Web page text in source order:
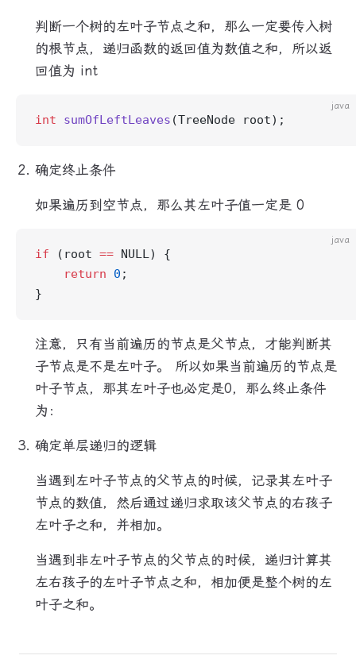
判断一个树的左叶子节点之和，那么一定要传入树
的根节点，递归函数的返回值为数值之和，所以返
回值为 int
java
int sumOfLeftLeaves (TreeNode root);
确定终止条件
如果遍历到空节点，那么其左叶子值一定是 0
java
if (root == NULL) {
    return
0 ;
}
注意，只有当前遍历的节点是父节点，才能判断其
子节点是不是左叶子。 所以如果当前遍历的节点是
叶子节点，那其左叶子也必定是0，那么终止条件
为：
确定单层递归的逻辑
当遇到左叶子节点的父节点的时候，记录其左叶子
节点的数值，然后通过递归求取该父节点的右孩子
左叶子之和，并相加。
当遇到非左叶子节点的父节点的时候，递归计算其
左右孩子的左叶子节点之和，相加便是整个树的左
叶子之和。